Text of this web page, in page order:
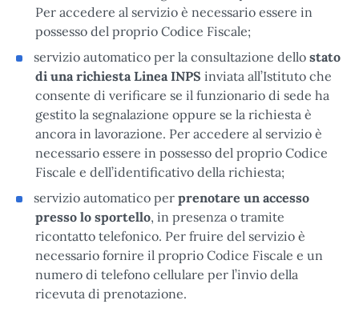
Per accedere al servizio è necessario essere in
possesso del proprio Codice Fiscale;
servizio automatico per la consultazione dello stato
di una richiesta Linea INPS inviata all’Istituto che
consente di verificare se il funzionario di sede ha
gestito la segnalazione oppure se la richiesta è
ancora in lavorazione. Per accedere al servizio è
necessario essere in possesso del proprio Codice
Fiscale e dell’identificativo della richiesta;
servizio automatico per prenotare un accesso
presso lo sportello, in presenza o tramite
ricontatto telefonico. Per fruire del servizio è
necessario fornire il proprio Codice Fiscale e un
numero di telefono cellulare per l’invio della
ricevuta di prenotazione.